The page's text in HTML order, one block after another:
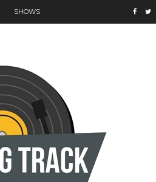
SHOWS